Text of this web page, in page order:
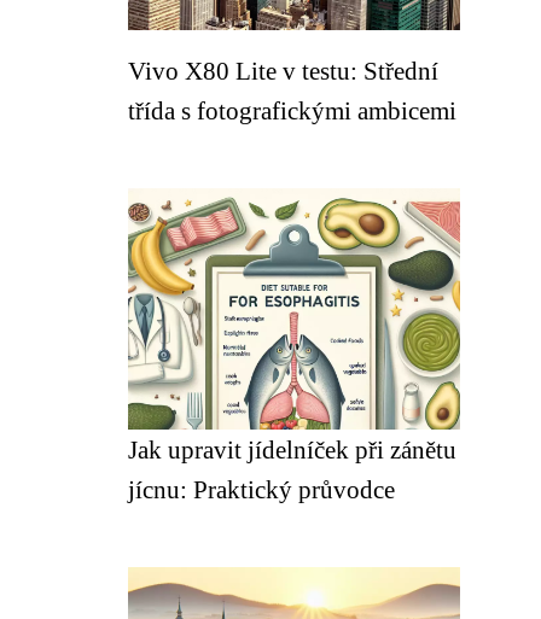
Vivo X80 Lite v testu: Střední
třída s fotografickými ambicemi
Jak upravit jídelníček při zánětu
jícnu: Praktický průvodce